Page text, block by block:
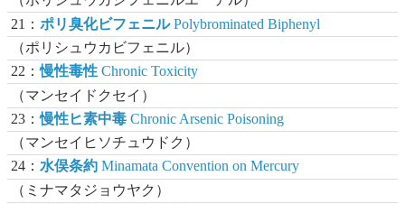
21：ポリ臭化ビフェニルPolybrominated Biphenyl
（ポリシュウカビフェニル）
22：慢性毒性 Chronic Toxicity
（マンセイドクセイ）
23：慢性ヒ素中毒 Chronic Arsenic Poisoning
（マンセイヒソチュウドク）
24：水俣条約 Minamata Convention on Mercury
（ミナマタジョウヤク）